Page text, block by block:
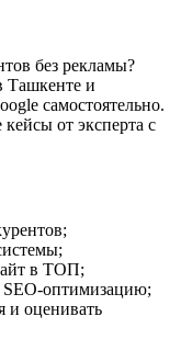
без рекламы?
Ташкенте и
самостоятельно.
от эксперта с
в ТОП;
оптимизацию;
и оценивать